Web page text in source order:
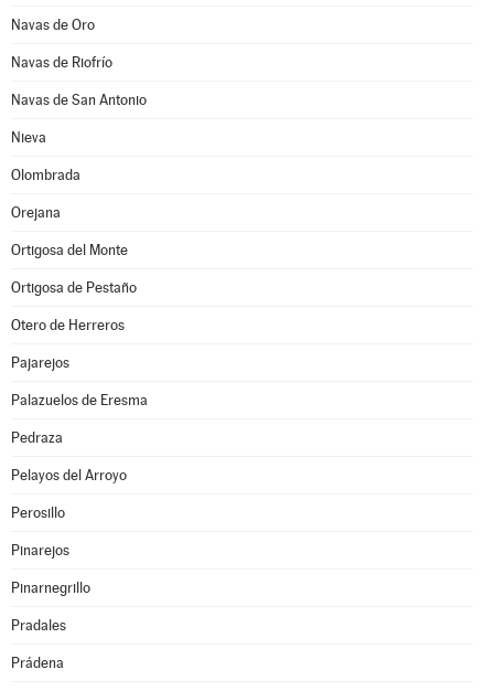
Navas de Oro
Navas de Riofrío
Navas de San Antonio
Nieva
Olombrada
Orejana
Ortigosa del Monte
Ortigosa de Pestaño
Otero de Herreros
Pajarejos
Palazuelos de Eresma
Pedraza
Pelayos del Arroyo
Perosillo
Pinarejos
Pinarnegrillo
Pradales
Prádena